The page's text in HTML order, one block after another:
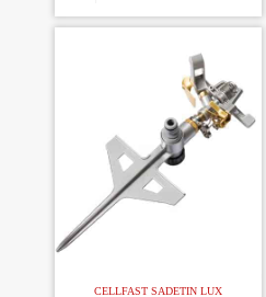
CELLFAST SADETIN LUX